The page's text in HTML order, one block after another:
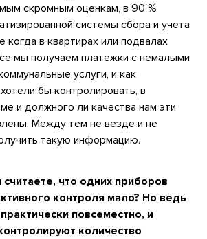
скромным оценкам, в 90 %
системы сбора и учета
в квартирах или подвалах
мы получаем платежки с немалыми
услуги, и как
бы контролировать, в
и должного ли качества нам эти
Между тем не везде и не
такую информацию.
что одних приборов
контроля мало? Но ведь
повсеместно, и
количество